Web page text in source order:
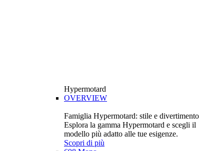
Hypermotard
OVERVIEW
Famiglia Hypermotard: stile e divertimento
Esplora la gamma Hypermotard e scegli il
modello più adatto alle tue esigenze.
Scopri di più